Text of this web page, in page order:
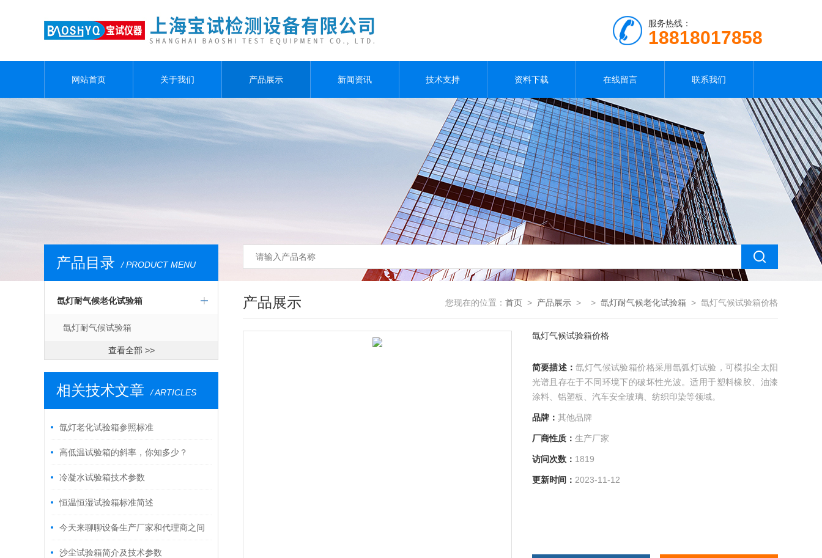
服务热线：
18818017858
网站首页 关于我们 产品展示 新闻资讯 技术支持 资料下载 在线留言 联系我们
产品目录 / PRODUCT MENU
氙灯耐气候老化试验箱
氙灯耐气候试验箱
查看全部 >>
相关技术文章 / ARTICLES
氙灯老化试验箱参照标准
高低温试验箱的斜率，你知多少？
冷凝水试验箱技术参数
恒温恒湿试验箱标准简述
今天来聊聊设备生产厂家和代理商之间
的区别
沙尘试验箱简介及技术参数
产品展示 您现在的位置： 首页 > 产品展示 > > 氙灯耐气候老化试验箱 > 氙灯气候试验箱价格
氙灯气候试验箱价格
简要描述：氙灯气候试验箱价格采用氙弧灯试验，可模拟全太阳
光谱且存在于不同环境下的破坏性光波。适用于塑料橡胶、油漆
涂料、铝塑板、汽车安全玻璃、纺织印染等领域。
品牌： 其他品牌
厂商性质： 生产厂家
访问次数： 1819
更新时间： 2023-11-12